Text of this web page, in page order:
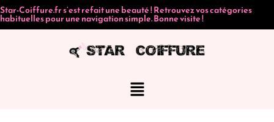
Star-Coiffure.fr s’est refait une beauté ! Retrouvez vos catégories
habituelles pour une navigation simple. Bonne visite !